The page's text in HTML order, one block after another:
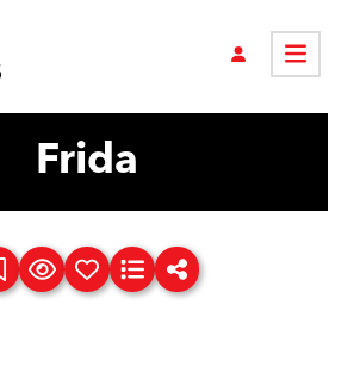
Frida